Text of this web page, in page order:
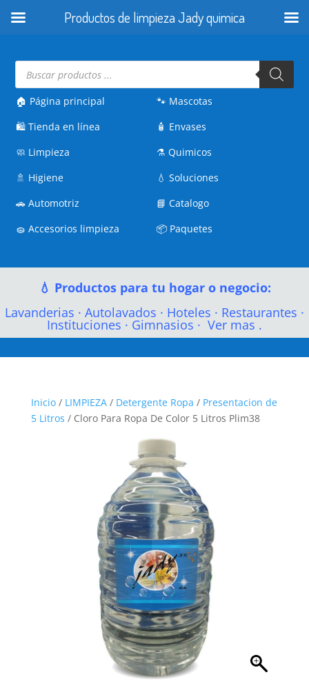
Búsqueda
productos
🏠 Página principal
🛍️Tienda en línea
🧼 Limpieza
🚿 Higiene
🚗Automotriz
🧽Accesorios limpieza
🐾 Mascotas
🧴 Envases
⚗️Quimicos
💧Soluciones
📘Catalogo
📦 Paquetes
💧 Productos para tu hogar o negocio:
Lavanderias · Autolavados · Hoteles · Restaurantes ·
Instituciones · Gimnasios · Ver mas .
Inicio/ LIMPIEZA/ Detergente Ropa / Presentacion de
5 Litros / Cloro Para Ropa De Color 5 Litros Plim38
Productos de limpieza Jady quimica